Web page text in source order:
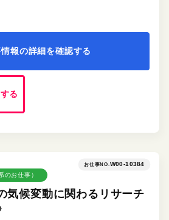
報の詳細を確認する
る
お仕事NO. W00-10384
のお仕事）
気候変動に関わるリサーチ